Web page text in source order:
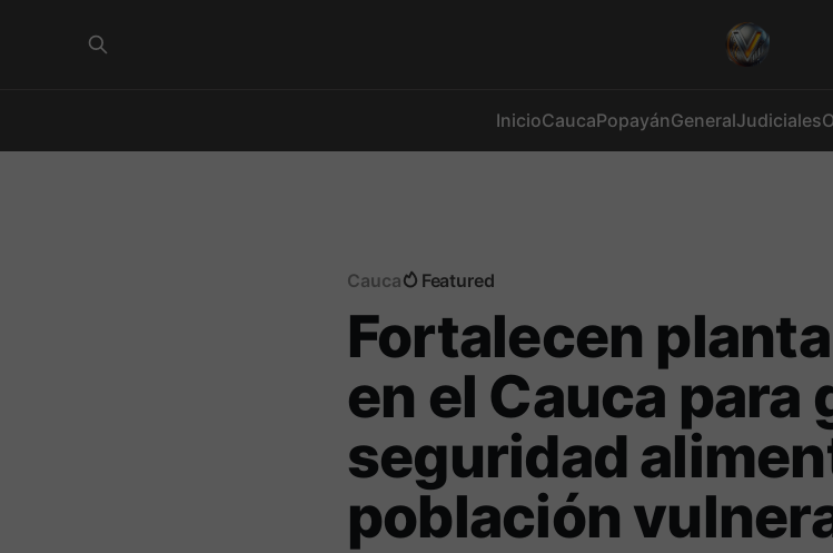
InicioCaucaPopayánGeneralJudiciales
Cauca Featured
Fortalecen
en el Cauca para
seguridad
población